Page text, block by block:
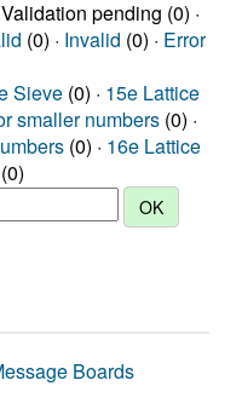
pending (0) ·
(0) · Invalid (0) · Error
Sieve (0) · 15e Lattice
smaller numbers (0) ·
(0) · 16e Lattice
(0)
Boards